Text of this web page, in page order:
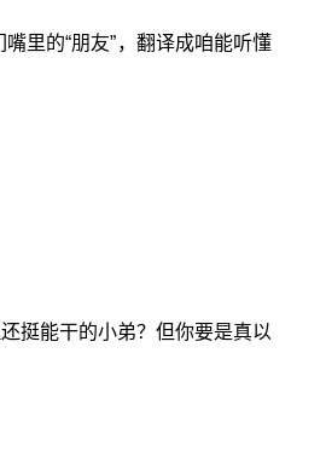
里的“朋友”，翻译成咱能听懂
挺能干的小弟？但你要是真以